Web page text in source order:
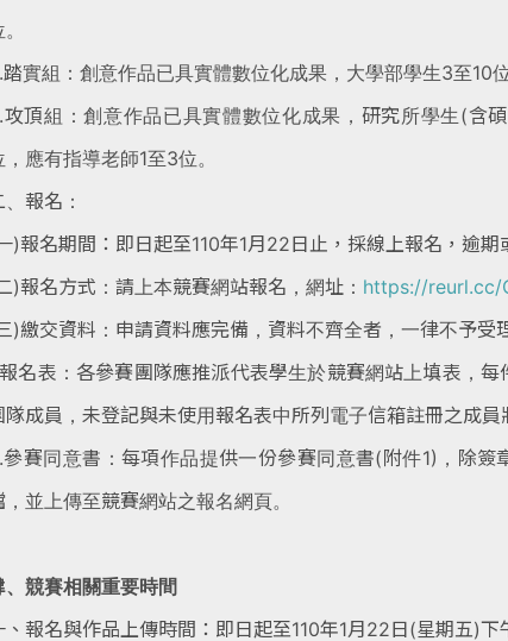
實組：創意作品已具實體數位化成果，大學部學生3至10
頂組：創意作品已具實體數位化成果，研究所學生(含
，應有指導老師1至3位。
、報名：
)報名期間：即日起至110年1月22日止，採線上報名，逾期
)報名方式：請上本競賽網站報名，網址： https://reurl.cc/
)繳交資料：申請資料應完備，資料不齊全者，一律不予受
名表：各參賽團隊應推派代表學生於競賽網站上填表，每
隊成員，未登記與未使用報名表中所列電子信箱註冊之成員
賽同意書：每項作品提供一份參賽同意書(附件1)，除簽
，並上傳至競賽網站之報名網頁。
、競賽相關重要時間
、報名與作品上傳時間：即日起至110年1月22日(星期五)下